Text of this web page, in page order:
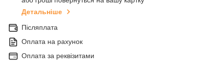
Детальніше
Післяплата
Оплата на рахунок
Оплата за реквізитами